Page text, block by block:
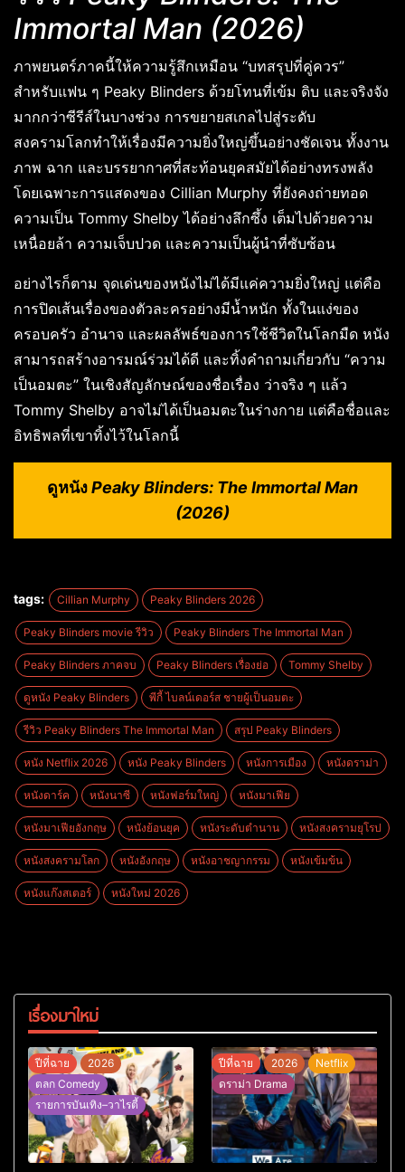
Immortal Man (2026)
ภาพยนตร์ภาคนี้ให้ความรู้สึกเหมือน “บทสรุปที่คู่ควร”
สำหรับแฟน ๆ Peaky Blinders ด้วยโทนที่เข้ม ดิบ และจริงจัง
มากกว่าซีรีส์ในบางช่วง การขยายสเกลไปสู่ระดับ
สงครามโลกทำให้เรื่องมีความยิ่งใหญ่ขึ้นอย่างชัดเจน ทั้งงาน
ภาพ ฉาก และบรรยากาศที่สะท้อนยุคสมัยได้อย่างทรงพลัง
โดยเฉพาะการแสดงของ Cillian Murphy ที่ยังคงถ่ายทอด
ความเป็น Tommy Shelby ได้อย่างลึกซึ้ง เต็มไปด้วยความ
เหนื่อยล้า ความเจ็บปวด และความเป็นผู้นำที่ซับซ้อน
อย่างไรก็ตาม จุดเด่นของหนังไม่ได้มีแค่ความยิ่งใหญ่ แต่คือ
การปิดเส้นเรื่องของตัวละครอย่างมีน้ำหนัก ทั้งในแง่ของ
ครอบครัว อำนาจ และผลลัพธ์ของการใช้ชีวิตในโลกมืด หนัง
สามารถสร้างอารมณ์ร่วมได้ดี และทิ้งคำถามเกี่ยวกับ “ความ
เป็นอมตะ” ในเชิงสัญลักษณ์ของชื่อเรื่อง ว่าจริง ๆ แล้ว
Tommy Shelby อาจไม่ได้เป็นอมตะในร่างกาย แต่คือชื่อและ
อิทธิพลที่เขาทิ้งไว้ในโลกนี้
ดูหนังPeaky Blinders: The Immortal Man
(2026)
tags: Cillian Murphy Peaky Blinders 2026
Peaky Blinders movie รีวิว Peaky Blinders The Immortal Man
Peaky Blinders ภาคจบ Peaky Blinders เรื่องย่อ Tommy Shelby
ดูหนัง Peaky Blinders พีกี้ ไบลน์เดอร์ส ชายผู้เป็นอมตะ
รีวิว Peaky Blinders The Immortal Man สรุป Peaky Blinders
หนัง Netflix 2026 หนัง Peaky Blinders หนังการเมือง หนังดราม่า
หนังดาร์ค หนังนาซี หนังฟอร์มใหญ่ หนังมาเฟีย
หนังมาเฟียอังกฤษ หนังย้อนยุค หนังระดับตำนาน หนังสงครามยุโรป
หนังสงครามโลก หนังอังกฤษ หนังอาชญากรรม หนังเข้มข้น
หนังแก๊งสเตอร์ หนังใหม่ 2026
เรื่องมาใหม่
ปีที่ฉาย
2026
ตลก Comedy
รายการบันเทิง–วาไรตี้
ปีที่ฉาย 2026
Netflix
ดราม่า Drama